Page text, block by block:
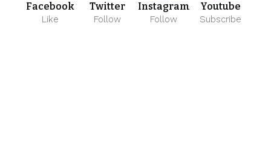
Facebook
Like
Twitter
Follow
Instagram
Follow
Youtube
Subscribe